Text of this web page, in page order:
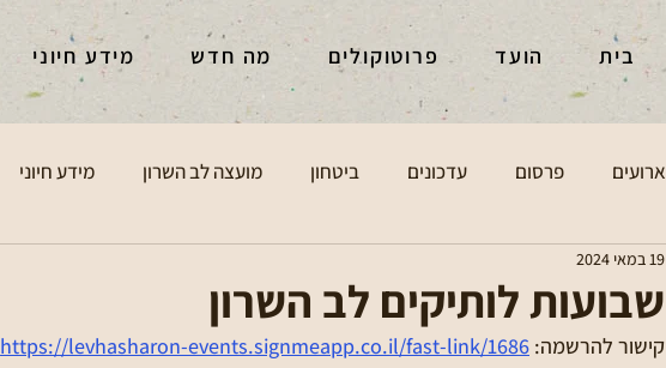
בית הועד פרוטוקולים מה חדש מידע חיוני
ארועים פרסום עדכונים ביטחון מועצה לב השרון מידע חיוני
שבועות לותיקים לב השרון
19 במאי 2024
קישור להרשמה: https://levhasharon-events.signmeapp.co.il/fast-link/1686